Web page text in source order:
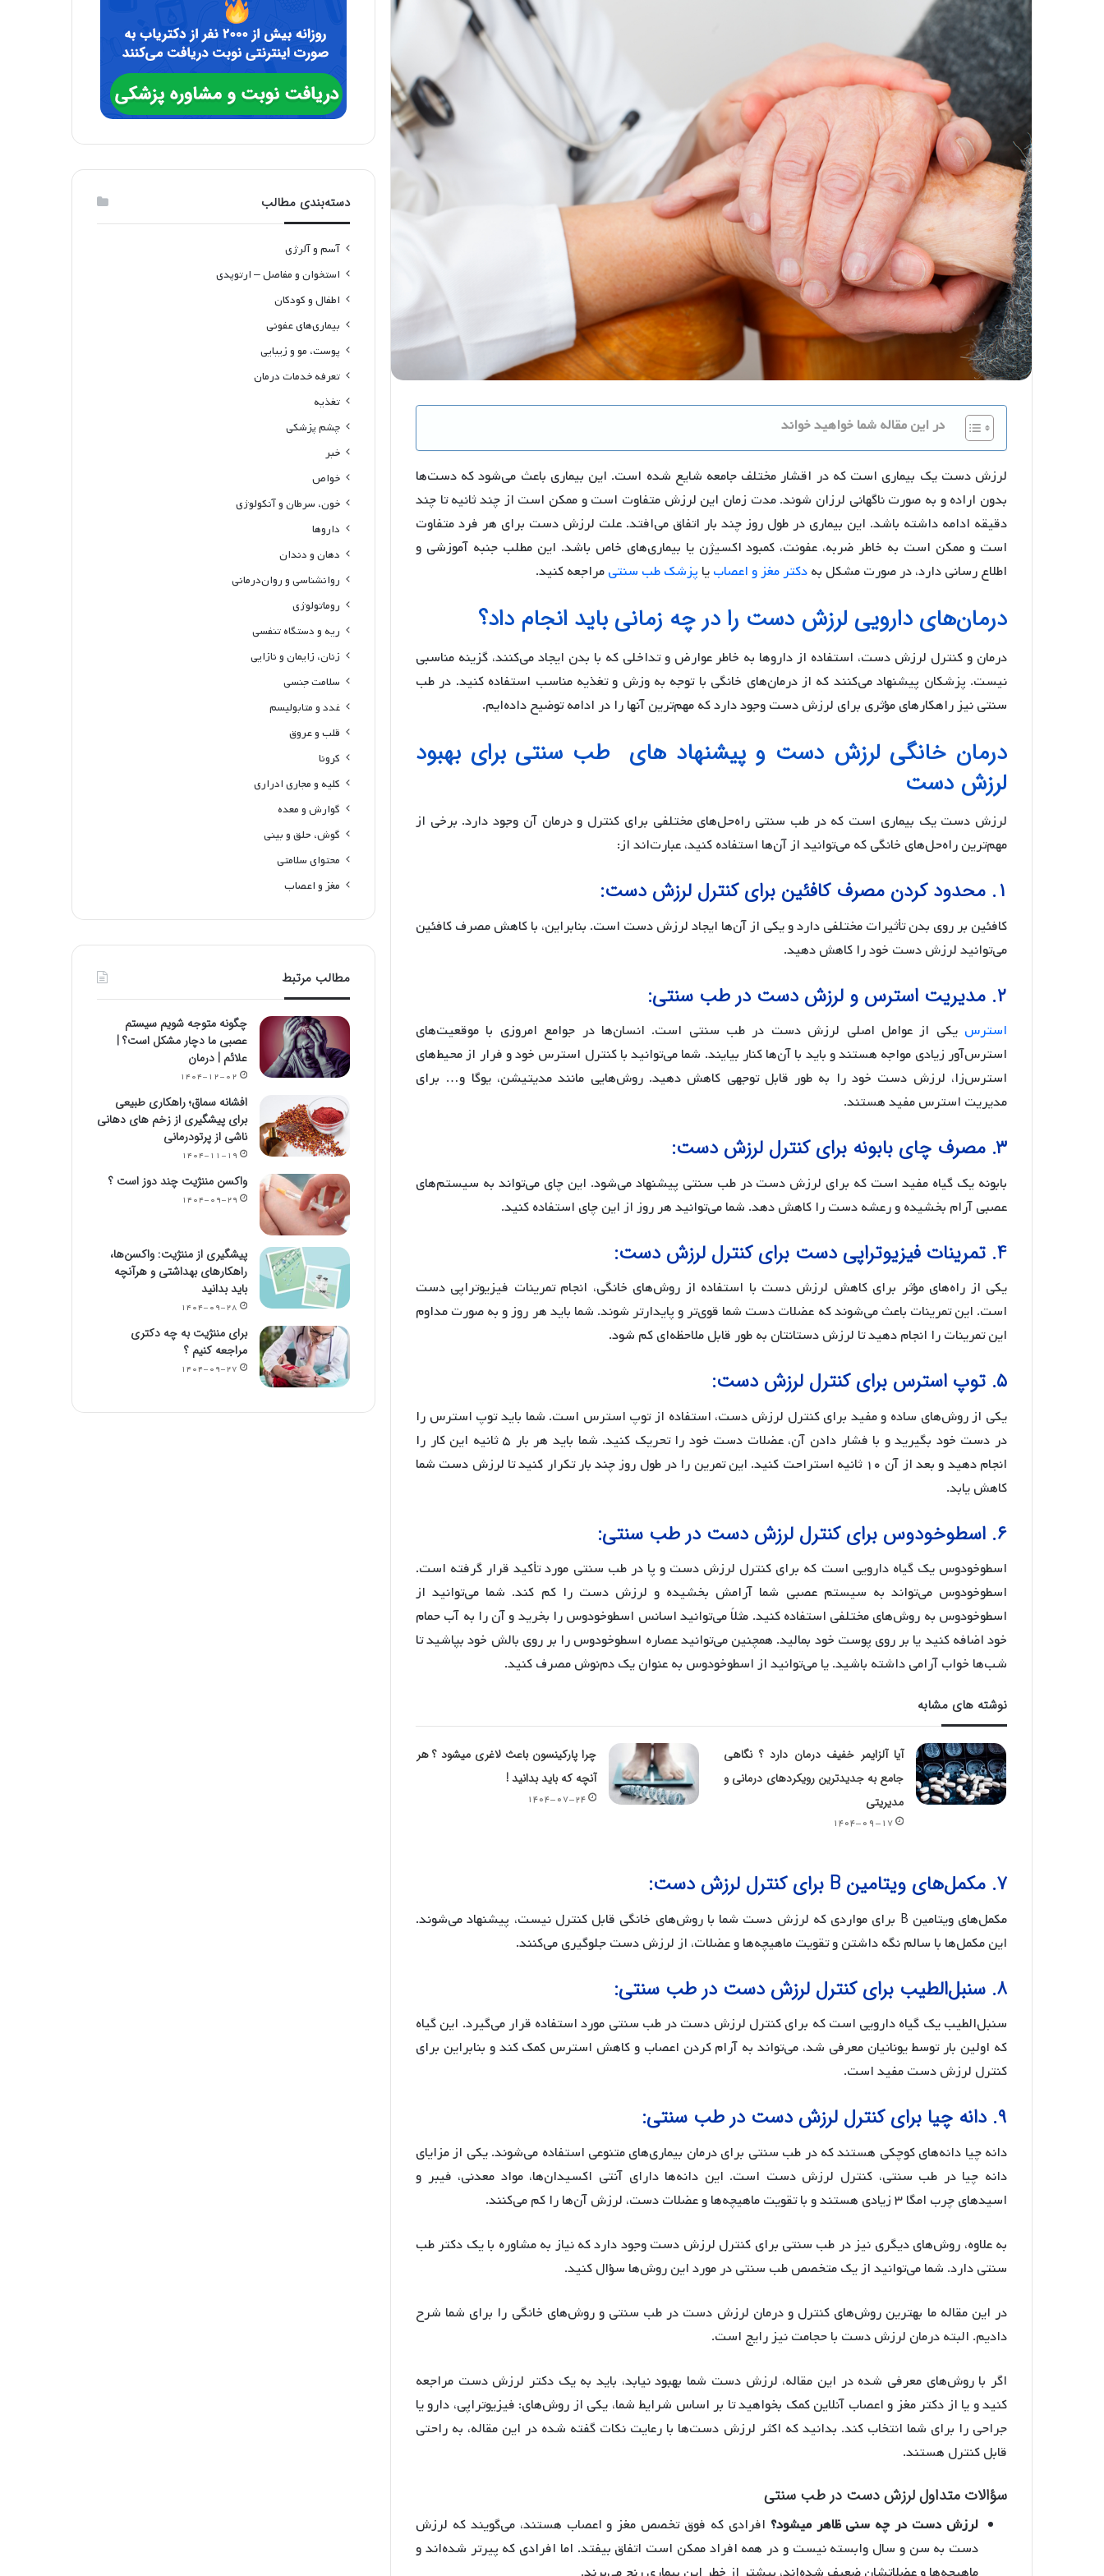
در این مقاله شما خواهید خواند
لرزش دست یک بیماری است که در اقشار مختلف جامعه شایع شده است. این بیماری باعث می‌شود که دست‌ها
بدون اراده و به صورت ناگهانی لرزان شوند. مدت زمان این لرزش متفاوت است و ممکن است از چند ثانیه تا چند
دقیقه ادامه داشته باشد. این بیماری در طول روز چند بار اتفاق می‌افتد. علت لرزش دست برای هر فرد متفاوت
است و ممکن است به خاطر ضربه، عفونت، کمبود اکسیژن یا بیماری‌های خاص باشد. این مطلب جنبه آموزشی و
اطلاع رسانی دارد، در صورت مشکل بهدکتر مغز و اعصابیا پزشک طب سنتیمراجعه کنید.
درمان‌های دارویی لرزش دست را در چه زمانی باید انجام داد؟
درمان و کنترل لرزش دست، استفاده از داروها به خاطر عوارض و تداخلی که با بدن ایجاد می‌کنند، گزینه مناسبی
نیست. پزشکان پیشنهاد می‌کنند که از درمان‌های خانگی با توجه به وزش و تغذیه مناسب استفاده کنید. در طب
سنتی نیز راهکارهای مؤثری برای لرزش دست وجود دارد که مهم‌ترین آنها را در ادامه توضیح داده‌ایم.
درمان خانگی لرزش دست و پیشنهاد های طب سنتی برای بهبود
لرزش دست
لرزش دست یک بیماری است که در طب سنتی راه‌حل‌های مختلفی برای کنترل و درمان آن وجود دارد. برخی از
مهم‌ترین راه‌حل‌های خانگی که می‌توانید از آن‌ها استفاده کنید، عبارت‌اند از:
۱. محدود کردن مصرف کافئین برای کنترل لرزش دست:
کافئین بر روی بدن تأثیرات مختلفی دارد و یکی از آن‌ها ایجاد لرزش دست است. بنابراین، با کاهش مصرف کافئین
می‌توانید لرزش دست خود را کاهش دهید.
۲. مدیریت استرس و لرزش دست در طب سنتی:
استرس یکی از عوامل اصلی لرزش دست در طب سنتی است. انسان‌ها در جوامع امروزی با موقعیت‌های
استرس‌آور زیادی مواجه هستند و باید با آن‌ها کنار بیایند. شما می‌توانید با کنترل استرس خود و فرار از محیط‌های
استرس‌زا، لرزش دست خود را به طور قابل توجهی کاهش دهید. روش‌هایی مانند مدیتیشن، یوگا و… برای
مدیریت استرس مفید هستند.
۳. مصرف چای بابونه برای کنترل لرزش دست:
بابونه یک گیاه مفید است که برای لرزش دست در طب سنتی پیشنهاد می‌شود. این چای می‌تواند به سیستم‌های
عصبی آرام بخشیده و رعشه دست را کاهش دهد. شما می‌توانید هر روز از این چای استفاده کنید.
4. تمرینات فیزیوتراپی دست برای کنترل لرزش دست:
یکی از راه‌های مؤثر برای کاهش لرزش دست با استفاده از روش‌های خانگی، انجام تمرینات فیزیوتراپی دست
است. این تمرینات باعث می‌شوند که عضلات دست شما قوی‌تر و پایدارتر شوند. شما باید هر روز و به صورت مداوم
این تمرینات را انجام دهید تا لرزش دستانتان به طور قابل ملاحظه‌ای کم شود.
۵. توپ استرس برای کنترل لرزش دست:
یکی از روش‌های ساده و مفید برای کنترل لرزش دست، استفاده از توپ استرس است. شما باید توپ استرس را
در دست خود بگیرید و با فشار دادن آن، عضلات دست خود را تحریک کنید. شما باید هر بار ۵ ثانیه این کار را
انجام دهید و بعد از آن ۱۰ ثانیه استراحت کنید. این تمرین را در طول روز چند بار تکرار کنید تا لرزش دست شما
کاهش یابد.
۶. اسطوخودوس برای کنترل لرزش دست در طب سنتی:
اسطوخودوس یک گیاه دارویی است که برای کنترل لرزش دست و پا در طب سنتی مورد تأکید قرار گرفته است.
اسطوخودوس می‌تواند به سیستم عصبی شما آرامش بخشیده و لرزش دست را کم کند. شما می‌توانید از
اسطوخودوس به روش‌های مختلفی استفاده کنید. مثلاً می‌توانید اسانس اسطوخودوس را بخرید و آن را به آب حمام
خود اضافه کنید یا بر روی پوست خود بمالید. همچنین می‌توانید عصاره اسطوخودوس را بر روی بالش خود بپاشید تا
شب‌ها خواب آرامی داشته باشید. یا می‌توانید از اسطوخودوس به عنوان یک دم‌نوش مصرف کنید.
نوشته های مشابه
آیا آلزایمر خفیف درمان دارد ؟ نگاهی
جامع به جدیدترین رویکردهای درمانی و
مدیریتی
۱۴۰۴-۰۹-۱۷
چرا پارکینسون باعث لاغری میشود ؟ هر
آنچه که باید بدانید !
۱۴۰۴-۰۷-۲۴
۷. مکمل‌های ویتامین B برای کنترل لرزش دست:
مکمل‌های ویتامین B برای مواردی که لرزش دست شما با روش‌های خانگی قابل کنترل نیست، پیشنهاد می‌شوند.
این مکمل‌ها با سالم نگه داشتن و تقویت ماهیچه‌ها و عضلات، از لرزش دست جلوگیری می‌کنند.
۸. سنبل‌الطیب برای کنترل لرزش دست در طب سنتی:
سنبل‌الطیب یک گیاه دارویی است که برای کنترل لرزش دست در طب سنتی مورد استفاده قرار می‌گیرد. این گیاه
که اولین بار توسط یونانیان معرفی شد، می‌تواند به آرام کردن اعصاب و کاهش استرس کمک کند و بنابراین برای
کنترل لرزش دست مفید است.
۹. دانه چیا برای کنترل لرزش دست در طب سنتی:
دانه چیا دانه‌های کوچکی هستند که در طب سنتی برای درمان بیماری‌های متنوعی استفاده می‌شوند. یکی از مزایای
دانه چیا در طب سنتی، کنترل لرزش دست است. این دانه‌ها دارای آنتی اکسیدان‌ها، مواد معدنی، فیبر و
اسیدهای چرب امگا ۳ زیادی هستند و با تقویت ماهیچه‌ها و عضلات دست، لرزش آن‌ها را کم می‌کنند.
به علاوه، روش‌های دیگری نیز در طب سنتی برای کنترل لرزش دست وجود دارد که نیاز به مشاوره با یک دکتر طب
سنتی دارد. شما می‌توانید از یک متخصص طب سنتی در مورد این روش‌ها سؤال کنید.
در این مقاله ما بهترین روش‌های کنترل و درمان لرزش دست در طب سنتی و روش‌های خانگی را برای شما شرح
دادیم. البته درمان لرزش دست با حجامت نیز رایج است.
اگر با روش‌های معرفی شده در این مقاله، لرزش دست شما بهبود نیابد، باید به یک دکتر لرزش دست مراجعه
کنید و یا از دکتر مغز و اعصاب آنلاین کمک بخواهید تا بر اساس شرایط شما، یکی از روش‌های: فیزیوتراپی، دارو یا
جراحی را برای شما انتخاب کند. بدانید که اکثر لرزش دست‌ها با رعایت نکات گفته شده در این مقاله، به راحتی
قابل کنترل هستند.
سؤالات متداول لرزش دست در طب سنتی
لرزش دست در چه سنی ظاهر می­شود؟ افرادی که فوق تخصص مغز و اعصاب هستند، می‌گویند که لرزش
دست به سن و سال وابسته نیست و در همه افراد ممکن است اتفاق بیفتد. اما افرادی که پیرتر شده‌اند و
دسته‌بندی مطالب
آسم و آلرژی
استخوان و مفاصل – ارتوپدی
اطفال و کودکان
بیماری‌های عفونی
پوست، مو و زیبایی
تعرفه خدمات درمان
تغذیه
چشم پزشکی
خبر
خواص
خون، سرطان و آنکولوژی
داروها
دهان و دندان
روانشناسی و روان‌درمانی
روماتولوژی
ریه و دستگاه تنفسی
زنان، زایمان و نازایی
سلامت جنسی
غدد و متابولیسم
قلب و عروق
کرونا
کلیه و مجاری ادراری
گوارش و معده
گوش، حلق و بینی
محتوای سلامتی
مغز و اعصاب
مطالب مرتبط
چگونه متوجه شویم سیستم
عصبی ما دچار مشکل است؟ |
علائم | درمان
۱۴۰۴-۱۲-۰۲
افشانه سماق؛ راهکاری طبیعی
برای پیشگیری از زخم های دهانی
ناشی از پرتودرمانی
۱۴۰۴-۱۱-۱۹
واکسن مننژیت چند دوز است ؟
۱۴۰۴-۰۹-۲۹
پیشگیری از مننژیت: واکسن‌ها،
راهکارهای بهداشتی و هرآنچه
باید بدانید
۱۴۰۴-۰۹-۲۸
برای مننژیت به چه دکتری
مراجعه کنیم ؟
۱۴۰۴-۰۹-۲۷